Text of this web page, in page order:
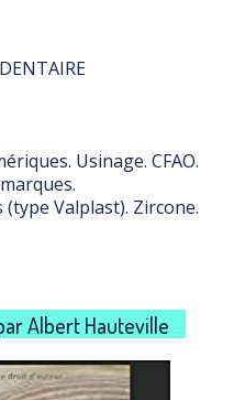
Usinage. CFAO.
Valplast). Zircone.
Albert Hauteville